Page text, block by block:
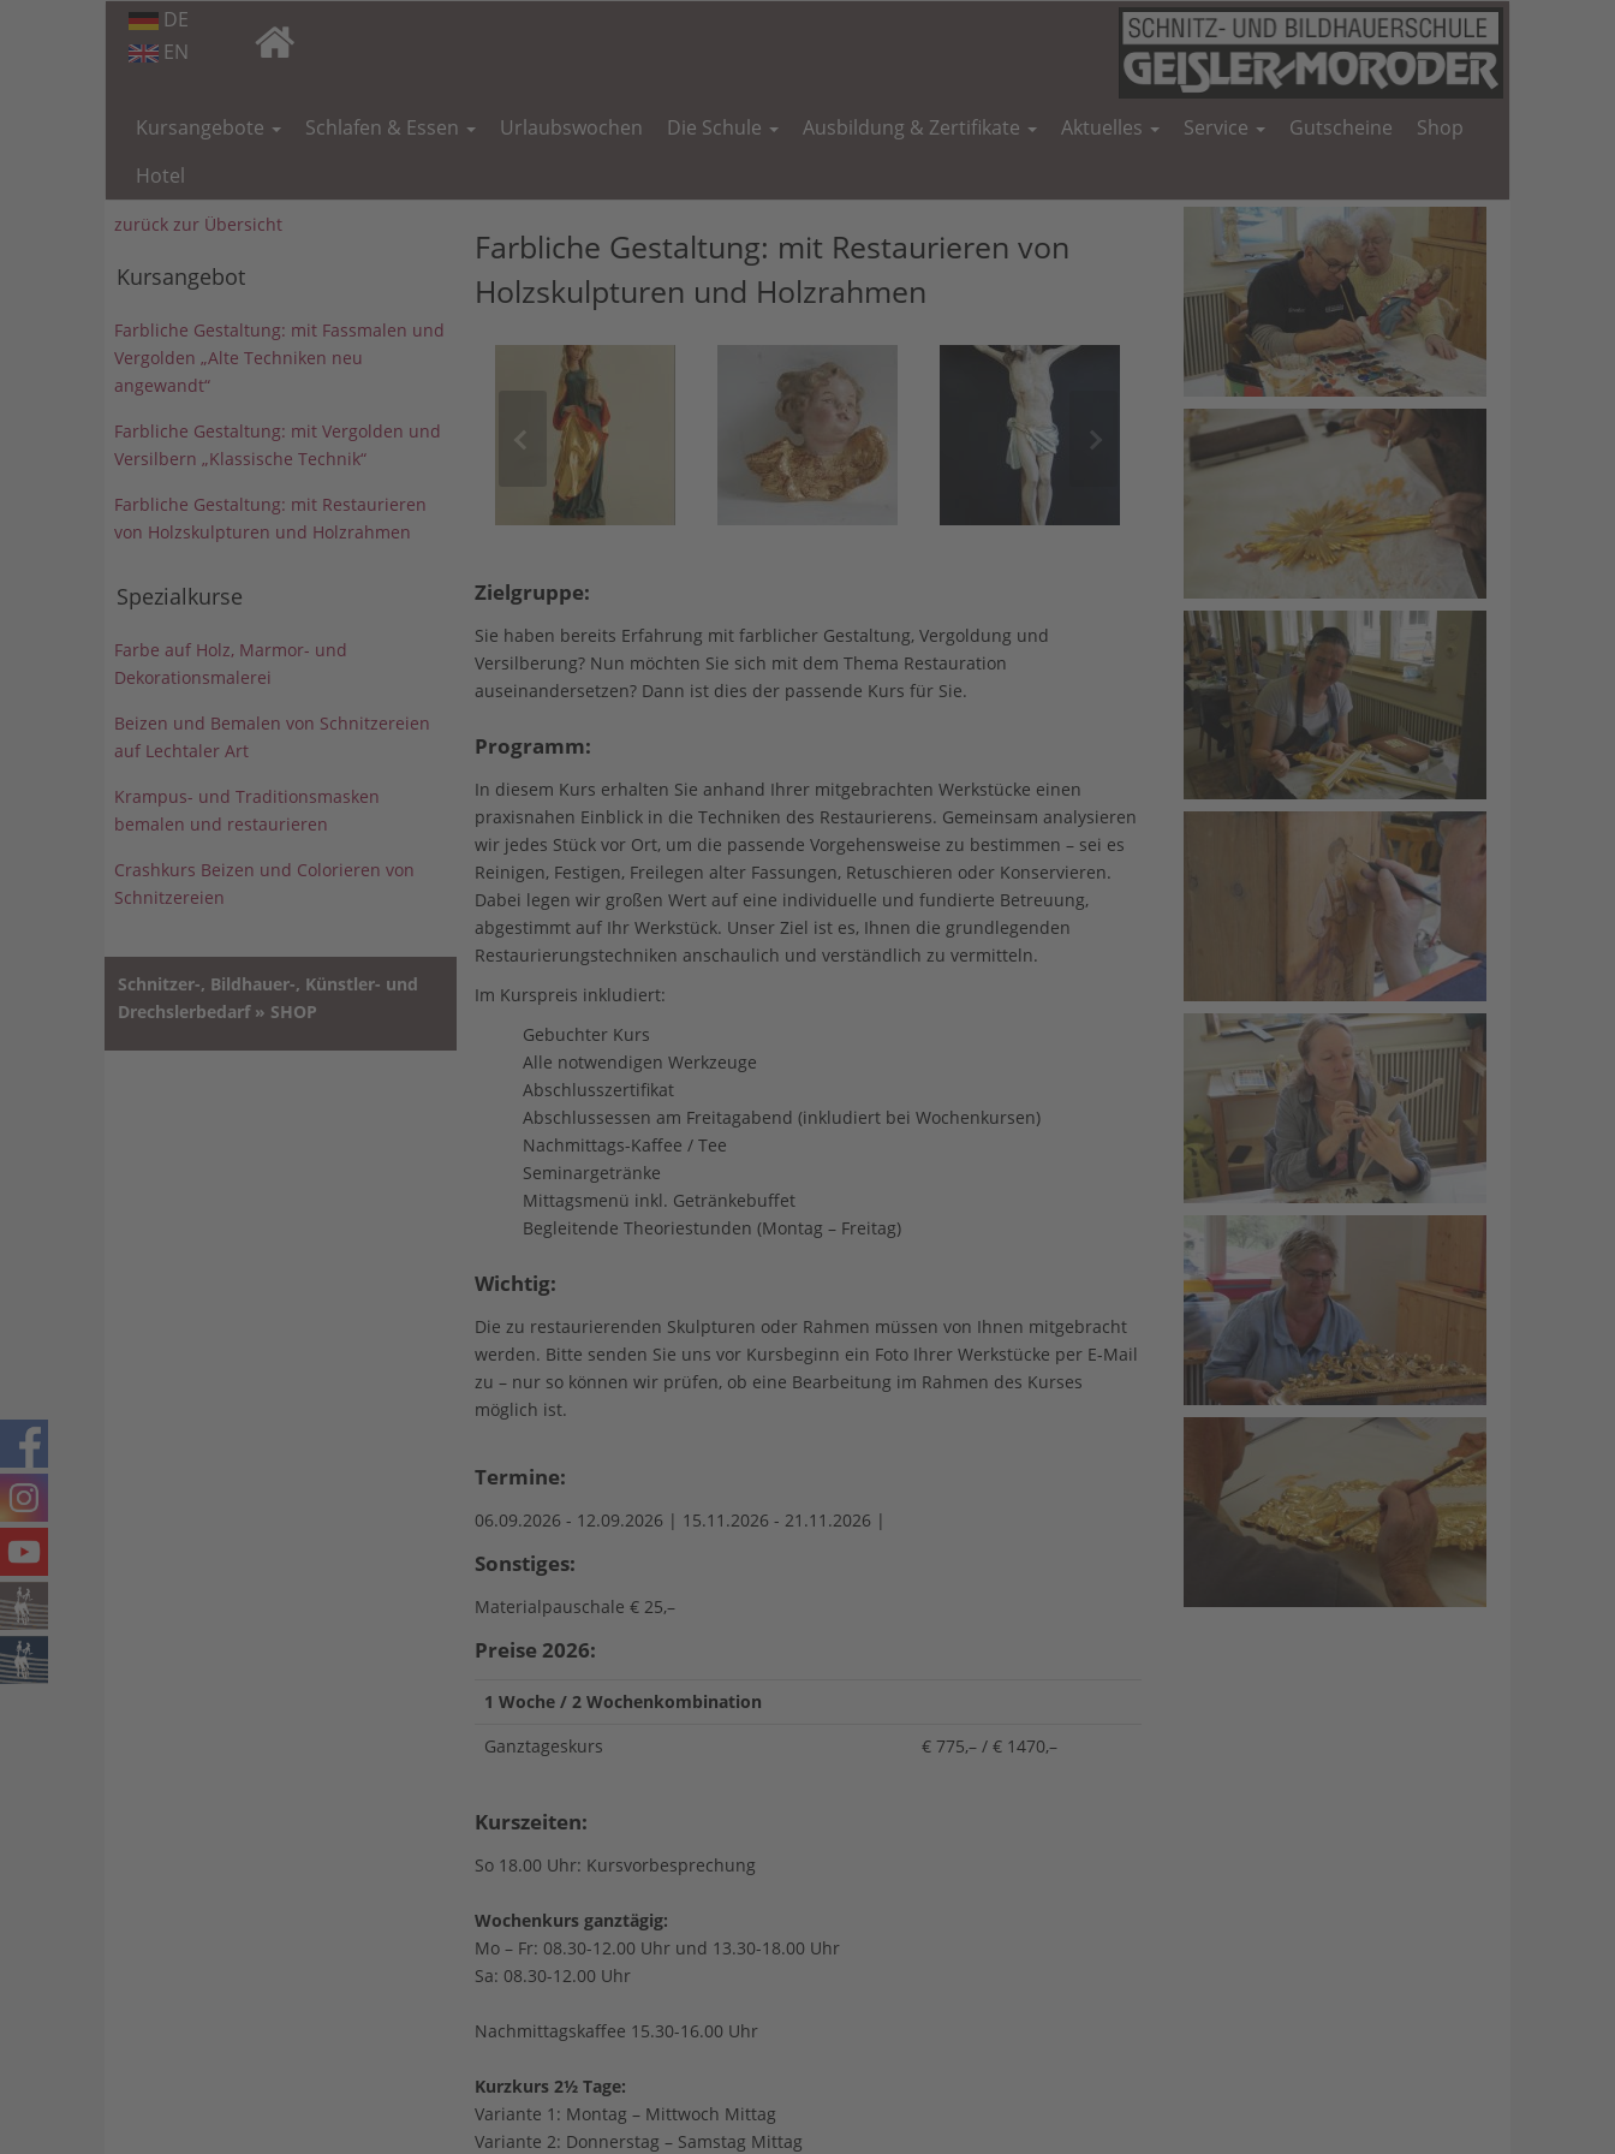
DE
EN
Kursangebote Schlafen & Essen Urlaubswochen Die Schule Ausbildung & Zertifikate Aktuelles Service Gutscheine
Shop
Hotel
Farbliche Gestaltung: mit Restaurieren von
Holzskulpturen und Holzrahmen
Zielgruppe:
Sie haben bereits Erfahrung mit farblicher Gestaltung, Vergoldung und
Versilberung? Nun möchten Sie sich mit dem Thema Restauration
auseinandersetzen? Dann ist dies der passende Kurs für Sie.
Programm:
In diesem Kurs erhalten Sie anhand Ihrer mitgebrachten Werkstücke einen
praxisnahen Einblick in die Techniken des Restaurierens. Gemeinsam analysieren
wir jedes Stück vor Ort, um die passende Vorgehensweise zu bestimmen – sei es
Reinigen, Festigen, Freilegen alter Fassungen, Retuschieren oder Konservieren.
Dabei legen wir großen Wert auf eine individuelle und fundierte Betreuung,
abgestimmt auf Ihr Werkstück. Unser Ziel ist es, Ihnen die grundlegenden
Restaurierungstechniken anschaulich und verständlich zu vermitteln.
Im Kurspreis inkludiert:
Gebuchter Kurs
Alle notwendigen Werkzeuge
Abschlusszertifikat
Abschlussessen am Freitagabend (inkludiert bei Wochenkursen)
Nachmittags-Kaffee / Tee
Seminargetränke
Mittagsmenü inkl. Getränkebuffet
Begleitende Theoriestunden (Montag – Freitag)
Wichtig:
Die zu restaurierenden Skulpturen oder Rahmen müssen von Ihnen mitgebracht
werden. Bitte senden Sie uns vor Kursbeginn ein Foto Ihrer Werkstücke per E-Mail
zu – nur so können wir prüfen, ob eine Bearbeitung im Rahmen des Kurses
möglich ist.
Termine:
06.09.2026 - 12.09.2026 | 15.11.2026 - 21.11.2026 |
Sonstiges:
Materialpauschale € 25,–
Preise 2026:
1 Woche / 2 Wochenkombination
Ganztageskurs
€ 775,– / € 1470,–
Kurszeiten:
So 18.00 Uhr: Kursvorbesprechung
Wochenkurs ganztägig:
Mo – Fr: 08.30-12.00 Uhr und 13.30-18.00 Uhr
Sa: 08.30-12.00 Uhr
Nachmittagskaffee 15.30-16.00 Uhr
Kurzkurs 2½ Tage:
Variante 1: Montag – Mittwoch Mittag
Variante 2: Donnerstag – Samstag Mittag
zurück zur Übersicht
Kursangebot
Farbliche Gestaltung: mit Fassmalen und
Vergolden „Alte Techniken neu
angewandt“
Farbliche Gestaltung: mit Vergolden und
Versilbern „Klassische Technik“
Farbliche Gestaltung: mit Restaurieren
von Holzskulpturen und Holzrahmen
Spezialkurse
Farbe auf Holz, Marmor- und
Dekorationsmalerei
Beizen und Bemalen von Schnitzereien
auf Lechtaler Art
Krampus- und Traditionsmasken
bemalen und restaurieren
Crashkurs Beizen und Colorieren von
Schnitzereien
Schnitzer-, Bildhauer-, Künstler- und
Drechslerbedarf » SHOP